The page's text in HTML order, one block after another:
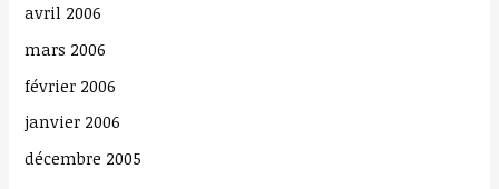
avril 2006
mars 2006
février 2006
janvier 2006
décembre 2005